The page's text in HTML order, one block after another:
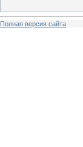
Полная версия сайта